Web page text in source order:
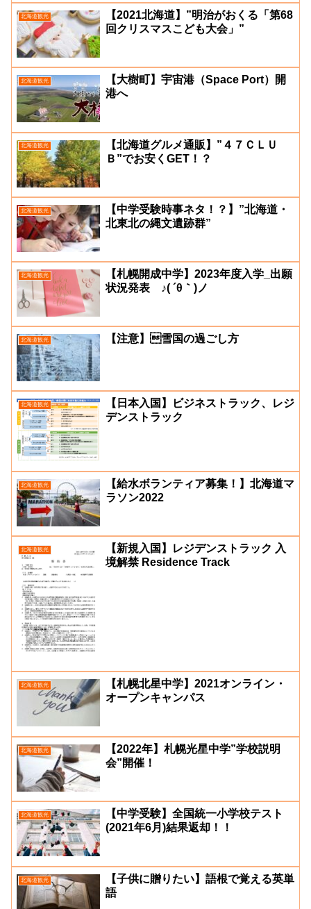
北海道観光
【2021北海道】”明治がおくる「第68
回クリスマスこども大会」”
北海道観光
【大樹町】宇宙港（Space Port）開
港へ
北海道観光
【北海道グルメ通販】”４７ＣＬＵ
Ｂ”でお安くGET！？
北海道観光
【中学受験時事ネタ！？】”北海道・
北東北の縄文遺跡群”
北海道観光
【札幌開成中学】2023年度入学_出願
状況発表 ♪( ´θ｀)ノ
北海道観光 【注意】雪国の過ごし方
北海道観光
【日本入国】ビジネストラック、レジ
デンストラック
北海道観光
【給水ボランティア募集！】北海道マ
ラソン2022
北海道観光
【新規入国】レジデンストラック 入
境解禁 Residence Track
北海道観光
【札幌北星中学】2021オンライン・
オープンキャンパス
北海道観光
【2022年】札幌光星中学”学校説明
会”開催！
北海道観光
【中学受験】全国統一小学校テスト
(2021年6月)結果返却！！
北海道観光
【子供に贈りたい】語根で覚える英単
語